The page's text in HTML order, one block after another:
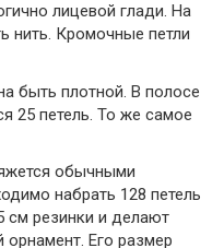
лицевой глади. На
нить. Кромочные петли
быть плотной. В полосе
25 петель. То же самое
обычными
набрать 128 петель
см резинки и делают
орнамент. Его размер